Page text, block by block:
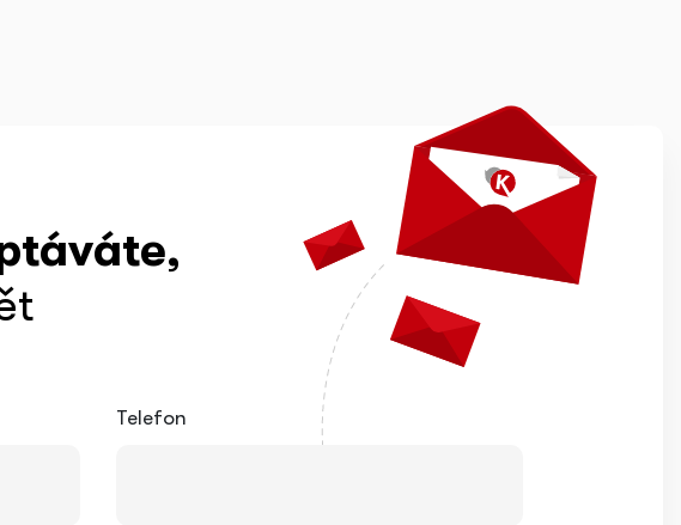
Telefon